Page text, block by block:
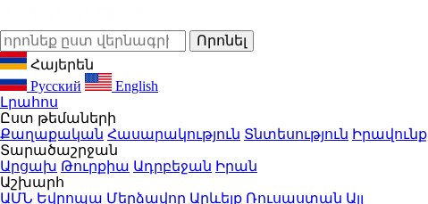
Հայերեն
Русский
English
Լրահոս
Ըստ թեմաների
Քաղաքական Հասարակություն Տնտեսություն Իրավունք
Տարածաշրջան
Արցախ Թուրքիա Ադրբեջան Իրան
Աշխարհ
ԱՄՆ Եվրոպա Մերձավոր Արևելք Ռուսաստան Այլ